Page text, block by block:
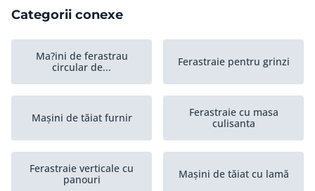
Categorii conexe
Ma?ini de ferastrau
circular de...
Ferastraie pentru grinzi
Mașini de tăiat furnir
Ferastraie cu masa
culisanta
Ferastraie verticale cu
panouri
Mașini de tăiat cu lamă